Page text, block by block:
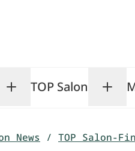
Toggle Magazin
TOP Salon
News / TOP Salon-